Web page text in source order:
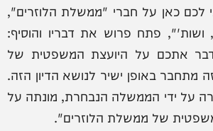
לכם כאן על חברי "ממשלת הלוזרים",
ושות'", פתח פרוש את דבריו והוסיף:
אתכם על היועצת המשפטית של
מתחבר באופן ישיר לנושא הדיון הזה.
על ידי הממשלה הנבחרת, מונתה על
של ממשלת הלוזרים".